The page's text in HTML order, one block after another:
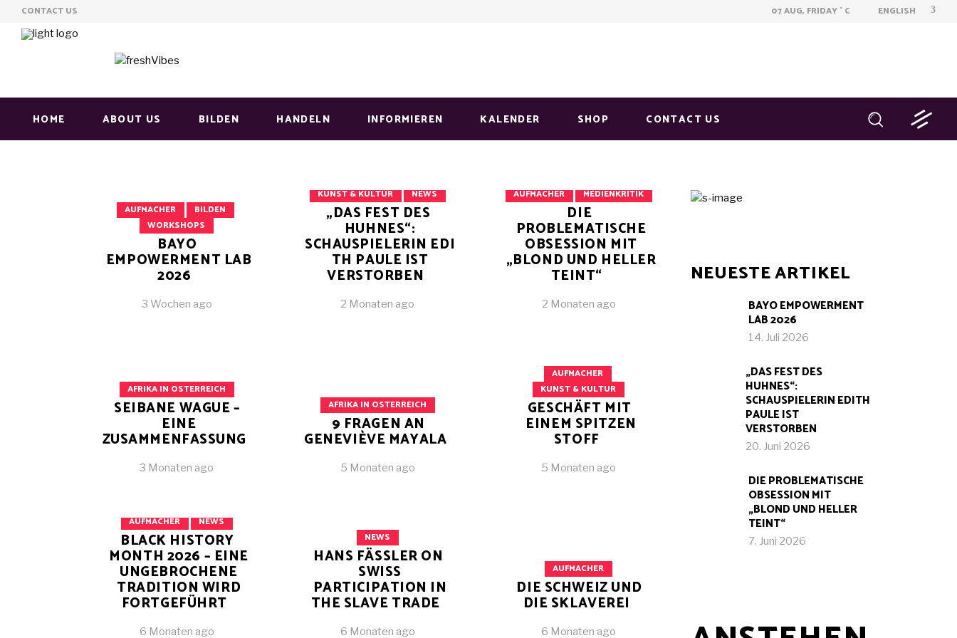
CONTACT US 07 AUG, FRIDAY ° C ENGLISH
HOME ABOUT US BILDEN HANDELN INFORMIEREN KALENDER SHOP CONTACT US
AUFMACHER
BILDEN
WORKSHOPS
BAYO
EMPOWERMENT LAB
2026
3 Wochen ago
KUNST & KULTUR
NEWS
„DAS FEST DES
HUHNES“:
SCHAUSPIELERIN EDI
TH PAULE IST
VERSTORBEN
2 Monaten ago
AUFMACHER MEDIENKRITIK
DIE
PROBLEMATISCHE
OBSESSION MIT
„BLOND UND HELLER
TEINT“
2 Monaten ago
AFRIKA IN OSTERREICH
SEIBANE WAGUE –
EINE
ZUSAMMENFASSUNG
3 Monaten ago
AFRIKA IN OSTERREICH
9 FRAGEN AN
GENEVIÈVE MAYALA
5 Monaten ago
AUFMACHER
KUNST & KULTUR
GESCHÄFT MIT
EINEM SPITZEN
STOFF
5 Monaten ago
AUFMACHER
NEWS
BLACK HISTORY
MONTH 2026 – EINE
UNGEBROCHENE
TRADITION WIRD
FORTGEFÜHRT
6 Monaten ago
NEWS
HANS FÄSSLER ON
SWISS
PARTICIPATION IN
THE SLAVE TRADE
6 Monaten ago
AUFMACHER
DIE SCHWEIZ UND
DIE SKLAVEREI
6 Monaten ago
NEUESTE ARTIKEL
BAYO EMPOWERMENT
LAB 2026
14. Juli 2026
„DAS FEST DES
HUHNES“:
SCHAUSPIELERIN EDITH
PAULE IST
VERSTORBEN
20. Juni 2026
DIE PROBLEMATISCHE
OBSESSION MIT
„BLOND UND HELLER
TEINT“
7. Juni 2026